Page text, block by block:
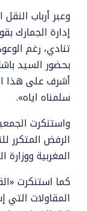
وعبر أرباب
إدارة الجمارك
تنادي، رغم
بحضور السيد
أشرف على هذا
سلمناه اياه».
واستنكرت
الرفض المتكرر
المغربية
كما استنكرت
المقاولات